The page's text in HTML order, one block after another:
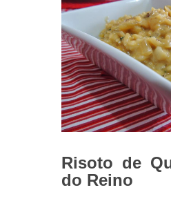
Risoto de
do Reino